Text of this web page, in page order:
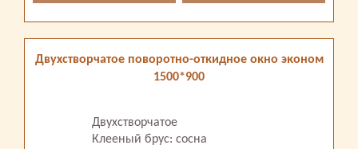
Двухстворчатое поворотно-откидное окно эконом
1500*900
Двухстворчатое
Клееный брус: сосна